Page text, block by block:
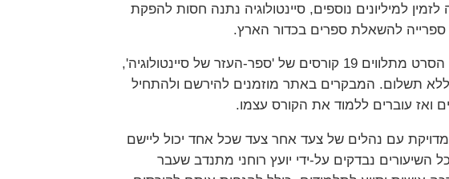
למיליונים נוספים, סיינטולוגיה נתנה חסות להפקת
ספרייה להשאלת ספרים בכדור הארץ.
לסרטונים שמרכיבים את הסרט מתלווים 19 קורסים של 'ספר-העזר של סיינטולוגיה',
ללא תשלום. המבקרים באתר מוזמנים להירשם ולהתחיל
ואז עוברים ללמוד את הקורס עצמו.
מדויקת עם נהלים של צעד אחר צעד שכל אחד יכול ליישם
השיעורים נבדקים על-ידי יועץ רוחני מתנדב שעבר